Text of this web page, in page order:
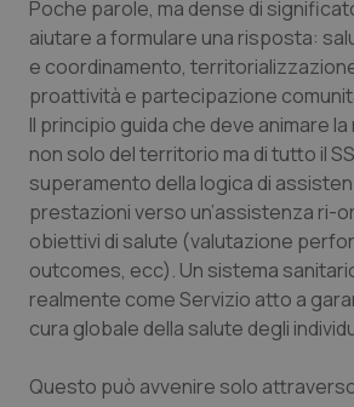
Salute orale & impianti
Sangue & coagulazione
Tiroide
Tumore al seno
Tumore ovarico
Tumori del Polmone &
Poche parole, ma dense di
aiutare a formulare una risposta:
e coordinamento,
proattività e partecipazione
Il principio guida che deve animare
non solo del territorio ma di tutto il
superamento della logica di
prestazioni verso un’assistenza ri-
obiettivi di salute (valutazione
outcomes, ecc). Un sistema
realmente come Servizio atto a
cura globale della salute degli
Questo può avvenire solo